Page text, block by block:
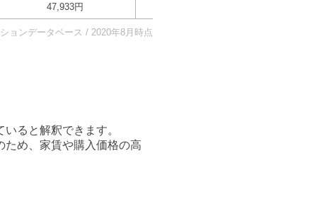
47,933円
ョンデータベース / 2020年8月時点
いる と解釈できます。
ため、家賃や購入価格の高